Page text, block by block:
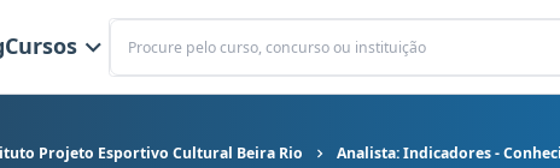
Cursos
Buscar
Projeto Esportivo Cultural Beira Rio Analista: Indicadores -